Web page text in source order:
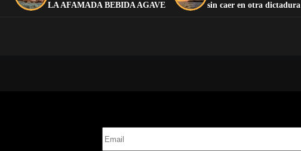
LA AFAMADA BEBIDA AGAVE
sin caer en otra dictadura